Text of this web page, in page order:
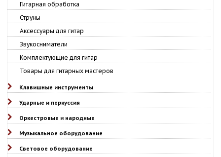
Гитарная обработка
Струны
Аксессуары для гитар
Звукосниматели
Комплектующие для гитар
Товары для гитарных мастеров
Клавишные инструменты
Ударные и перкуссия
Оркестровые и народные
Музыкальное оборудование
Световое оборудование